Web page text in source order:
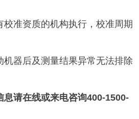
资质的机构执行，校准周期
后及测量结果异常无法排除
息请在线或来电咨询400-1500-